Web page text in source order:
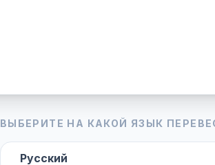
ВЫБЕРИТЕ НА КАКОЙ ЯЗЫК